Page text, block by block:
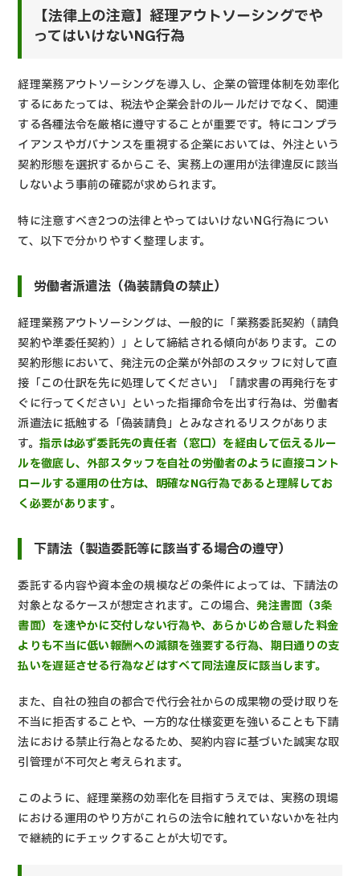
【法律上の注意】経理アウトソーシングでや
ってはいけないNG行為
経理業務アウトソーシングを導入し、企業の管理体制を効率化
するにあたっては、税法や企業会計のルールだけでなく、関連
する各種法令を厳格に遵守することが重要です。特にコンプラ
イアンスやガバナンスを重視する企業においては、外注という
契約形態を選択するからこそ、実務上の運用が法律違反に該当
しないよう事前の確認が求められます。
特に注意すべき2つの法律とやってはいけないNG行為につい
て、以下で分かりやすく整理します。
労働者派遣法（偽装請負の禁止）
経理業務アウトソーシングは、一般的に「業務委託契約（請負
契約や準委任契約）」として締結される傾向があります。この
契約形態において、発注元の企業が外部のスタッフに対して直
接「この仕訳を先に処理してください」「請求書の再発行をす
ぐに行ってください」といった指揮命令を出す行為は、労働者
派遣法に抵触する「偽装請負」とみなされるリスクがありま
す。 指示は必ず委託先の責任者（窓口）を経由して伝えるルー
ルを徹底し、外部スタッフを自社の労働者のように直接コント
ロールする運用の仕方は、明確なNG行為であると理解してお
く必要があります。
下請法（製造委託等に該当する場合の遵守）
委託する内容や資本金の規模などの条件によっては、下請法の
対象となるケースが想定されます。この場合、発注書面（3条
書面）を速やかに交付しない行為や、あらかじめ合意した料金
よりも不当に低い報酬への減額を強要する行為、期日通りの支
払いを遅延させる行為などはすべて同法違反に該当します。
また、自社の独自の都合で代行会社からの成果物の受け取りを
不当に拒否することや、一方的な仕様変更を強いることも下請
法における禁止行為となるため、契約内容に基づいた誠実な取
引管理が不可欠と考えられます。
このように、経理業務の効率化を目指すうえでは、実務の現場
における運用のやり方がこれらの法令に触れていないかを社内
で継続的にチェックすることが大切です。